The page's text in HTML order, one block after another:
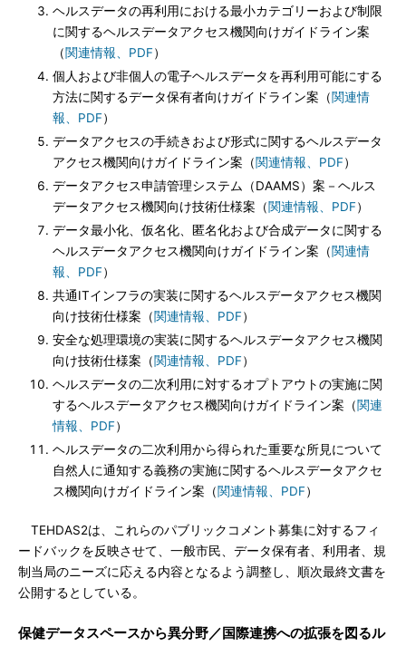
ヘルスデータの再利用における最小カテゴリーおよび制限
に関するヘルスデータアクセス機関向けガイドライン案
（関連情報、PDF）
個人および非個人の電子ヘルスデータを再利用可能にする
方法に関するデータ保有者向けガイドライン案（関連情
報、PDF）
データアクセスの手続きおよび形式に関するヘルスデータ
アクセス機関向けガイドライン案（関連情報、PDF）
データアクセス申請管理システム（DAAMS）案－ヘルス
データアクセス機関向け技術仕様案（関連情報、PDF）
データ最小化、仮名化、匿名化および合成データに関する
ヘルスデータアクセス機関向けガイドライン案（関連情
報、PDF）
共通ITインフラの実装に関するヘルスデータアクセス機関
向け技術仕様案（関連情報、PDF）
安全な処理環境の実装に関するヘルスデータアクセス機関
向け技術仕様案（関連情報、PDF）
ヘルスデータの二次利用に対するオプトアウトの実施に関
するヘルスデータアクセス機関向けガイドライン案（関連
情報、PDF）
ヘルスデータの二次利用から得られた重要な所見について
自然人に通知する義務の実施に関するヘルスデータアクセ
ス機関向けガイドライン案（関連情報、PDF）
TEHDAS2は、これらのパブリックコメント募集に対するフィ
ードバックを反映させて、一般市民、データ保有者、利用者、規
制当局のニーズに応える内容となるよう調整し、順次最終文書を
公開するとしている。
保健データスペースから異分野／国際連携への拡張を図るル